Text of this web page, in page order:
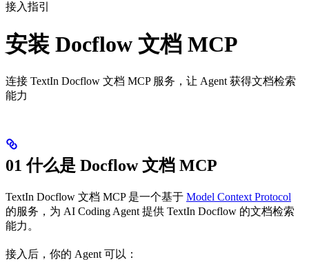
接入指引
安装 Docflow 文档 MCP
连接 TextIn Docflow 文档 MCP 服务，让 Agent 获得文档检索
能力
01 什么是 Docflow 文档 MCP
TextIn Docflow 文档 MCP 是一个基于 Model Context Protocol
的服务，为 AI Coding Agent 提供 TextIn Docflow 的文档检索
能力。
接入后，你的 Agent 可以：